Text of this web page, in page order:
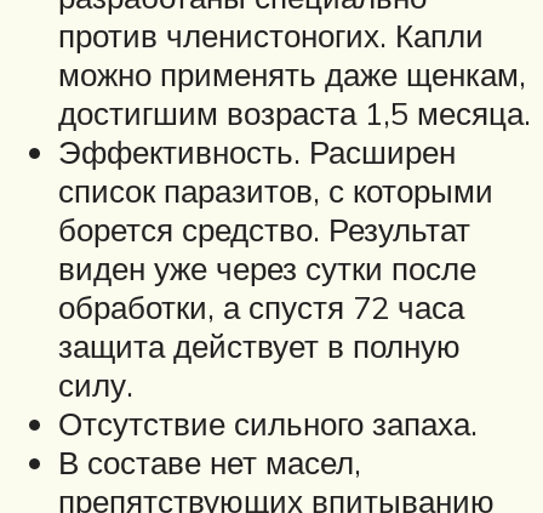
против членистоногих. Капли
можно применять даже щенкам,
достигшим возраста 1,5 месяца.
Эффективность. Расширен
список паразитов, с которыми
борется средство. Результат
виден уже через сутки после
обработки, а спустя 72 часа
защита действует в полную
силу.
Отсутствие сильного запаха.
В составе нет масел,
препятствующих впитыванию